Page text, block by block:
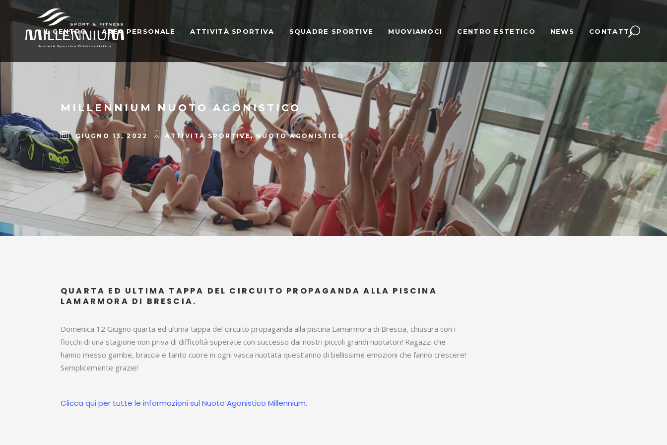
IL CENTRO AREA PERSONALE ATTIVITÀ SPORTIVA SQUADRE SPORTIVE MUOVIAMOCI CENTRO ESTETICO NEWS CONTATTI
MILLENNIUM NUOTO AGONISTICO
GIUGNO 13, 2022 ATTIVITÀ SPORTIVE,NUOTO AGONISTICO
QUARTA ED ULTIMA TAPPA DEL CIRCUITO PROPAGANDA ALLA PISCINA
LAMARMORA DI BRESCIA.
Domenica 12 Giugno quarta ed ultima tappa del circuito propaganda alla piscina Lamarmora di Brescia, chiusura con i
fiocchi di una stagione non priva di difficoltà superate con successo dai nostri piccoli grandi nuotatori! Ragazzi che
hanno messo gambe, braccia e tanto cuore in ogni vasca nuotata quest’anno di bellissime emozioni che fanno crescere!
Semplicemente grazie!
Clicca qui per tutte le informazioni sul Nuoto Agonistico Millennium.